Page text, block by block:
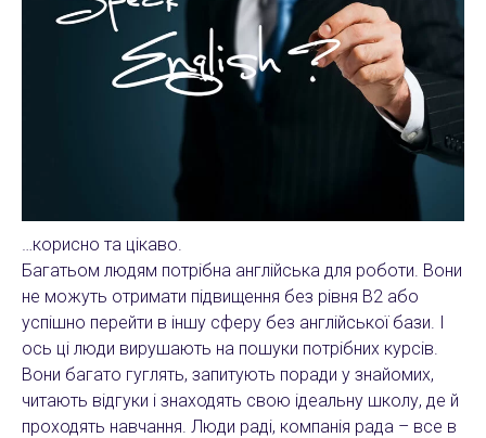
…корисно та цікаво.
Багатьом людям потрібна англійська для роботи. Вони
не можуть отримати підвищення без рівня В2 або
успішно перейти в іншу сферу без англійської бази. І
ось ці люди вирушають на пошуки потрібних курсів.
Вони багато гуглять, запитують поради у знайомих,
читають відгуки і знаходять свою ідеальну школу, де й
проходять навчання. Люди раді, компанія рада – все в